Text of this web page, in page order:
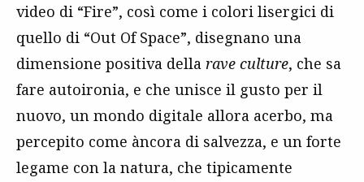
video di “Fire”, così come i colori lisergici di
quello di “Out Of Space”, disegnano una
dimensione positiva della rave culture, che sa
fare autoironia, e che unisce il gusto per il
nuovo, un mondo digitale allora acerbo, ma
percepito come àncora di salvezza, e un forte
legame con la natura, che tipicamente